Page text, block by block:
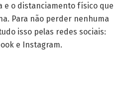
e o distanciamento físico que
Para não perder nenhuma
isso pelas redes sociais:
e Instagram.